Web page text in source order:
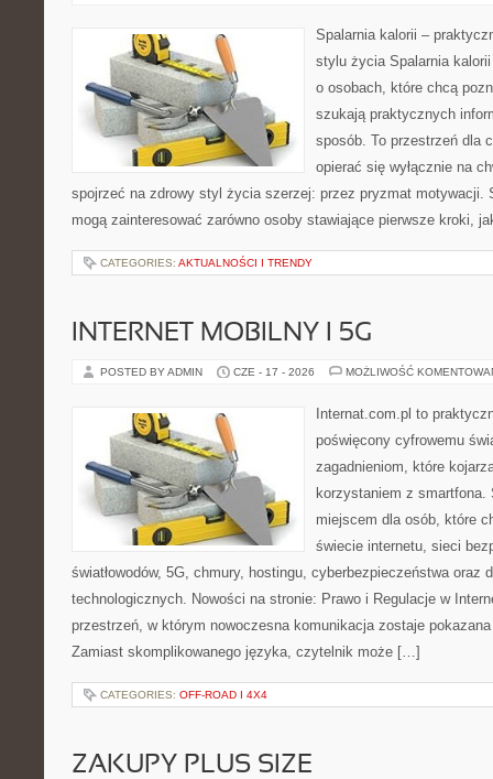
Spalarnia kalorii –
stylu życia Spalarnia
o osobach, które chcą
szukają praktycznych
sposób. To przestrzeń dla
opierać się wyłącznie na
spojrzeć na zdrowy styl życia szerzej: przez pryzmat motywacji.
mogą zainteresować zarówno osoby stawiające pierwsze kroki,
CATEGORIES: AKTUALNOŚCI I TRENDY
INTERNET MOBILNY I 5G
POSTED BY ADMIN CZE - 17 - 2026 MOŻLIWOŚĆ
Internat.com.pl to
poświęcony cyfrowemu
zagadnieniom, które
korzystaniem z
miejscem dla osób, które
świecie internetu, sieci
światłowodów, 5G, chmury, hostingu, cyberbezpieczeństwa oraz
technologicznych. Nowości na stronie: Prawo i Regulacje w
przestrzeń, w którym nowoczesna komunikacja zostaje
Zamiast skomplikowanego języka, czytelnik może […]
CATEGORIES: OFF-ROAD I 4X4
ZAKUPY PLUS SIZE